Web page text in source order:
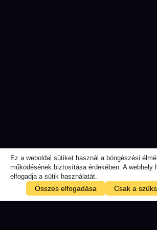
Ez a weboldal sütiket használ a böngészési
működésének biztosítása érdekében. A
elfogadja a sütik használatát.
Összes elfogadása Csak a